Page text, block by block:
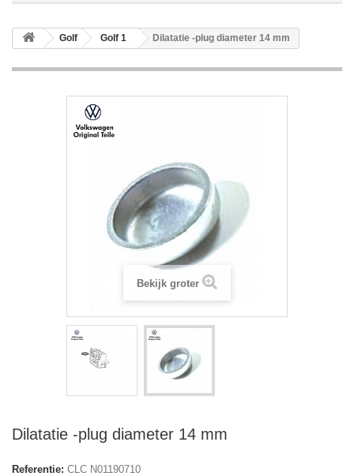
Golf Golf 1 Dilatatie -plug diameter 14 mm
Bekijk groter
Dilatatie -plug diameter 14 mm
Referentie: CLC N01190710